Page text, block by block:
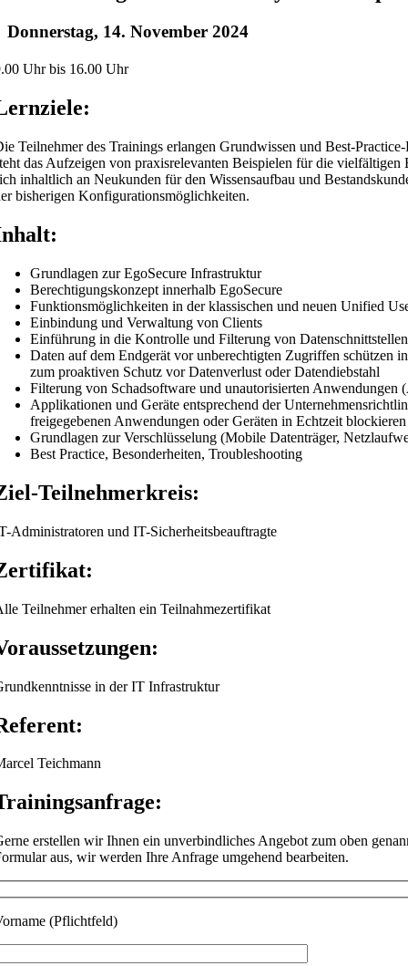
Donnerstag, 14. November 2024
Uhr bis 16.00 Uhr
Teilnehmer des Trainings erlangen Grundwissen und Best-
das Aufzeigen von praxisrelevanten Beispielen für die
inhaltlich an Neukunden für den Wissensaufbau und
bisherigen Konfigurationsmöglichkeiten.
Grundlagen zur EgoSecure Infrastruktur
Berechtigungskonzept innerhalb EgoSecure
Funktionsmöglichkeiten in der klassischen und neuen Unified
Einbindung und Verwaltung von Clients
Einführung in die Kontrolle und Filterung von Datenschnittstellen
Daten auf dem Endgerät vor unberechtigten Zugriffen schützen
zum proaktiven Schutz vor Datenverlust oder Datendiebstahl
Filterung von Schadsoftware und unautorisierten Anwendungen
Applikationen und Geräte entsprechend der
freigegebenen Anwendungen oder Geräten in Echtzeit blockieren
Grundlagen zur Verschlüsselung (Mobile Datenträger,
Best Practice, Besonderheiten, Troubleshooting
Teilnehmerkreis:
Administratoren und IT-Sicherheitsbeauftragte
Teilnehmer erhalten ein Teilnahmezertifikat
in der IT Infrastruktur
Teichmann
erstellen wir Ihnen ein unverbindliches Angebot zum oben
aus, wir werden Ihre Anfrage umgehend bearbeiten.
(Pflichtfeld)